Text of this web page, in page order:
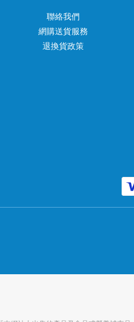
聯絡我們
網購送貨服務
退換貨政策